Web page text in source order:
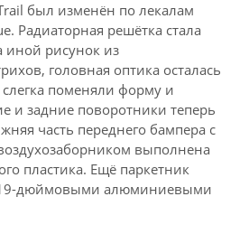
был изменён по лекалам
Радиаторная решётка стала
иной рисунок из
головная оптика осталась
поменяли форму и
и задние поворотники теперь
часть переднего бампера с
выполнена
пластика. Ещё паркетник
дюймовыми алюминиевыми